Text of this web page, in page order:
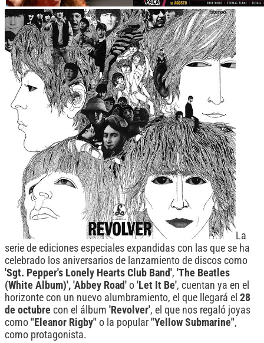
La
serie de ediciones especiales expandidas con las que se ha
celebrado los aniversarios de lanzamiento de discos como
'Sgt. Pepper's Lonely Hearts Club Band', 'The Beatles
(White Album)', 'Abbey Road' o 'Let It Be', cuentan ya en el
horizonte con un nuevo alumbramiento, el que llegará el 28
de octubre con el álbum 'Revolver', el que nos regaló joyas
como "Eleanor Rigby" o la popular "Yellow Submarine",
como protagonista.